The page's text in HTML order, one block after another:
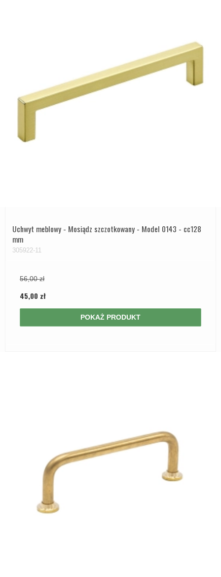
Uchwyt meblowy - Mosiądz szczotkowany - Model 0143 - cc128
mm
305922-11
56,00 zł
45,00 zł
POKAŻ PRODUKT